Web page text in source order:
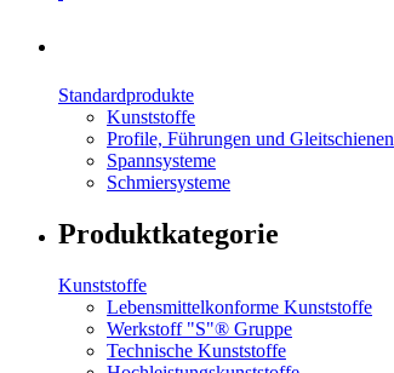
Standardprodukte
Kunststoffe
Profile, Führungen und Gleitschienen
Spannsysteme
Schmiersysteme
Produktkategorie
Kunststoffe
Lebensmittelkonforme Kunststoffe
Werkstoff "S"® Gruppe
Technische Kunststoffe